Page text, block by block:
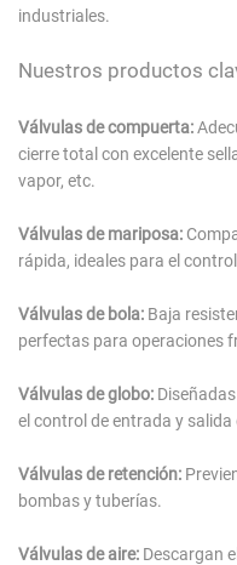
industriales.
Nuestros productos
Válvulas de compuerta:
cierre total con excelente
vapor, etc.
Válvulas de mariposa:
rápida, ideales para el
Válvulas de bola: Baja
perfectas para operaciones
Válvulas de globo:
el control de entrada y salida
Válvulas de retención:
bombas y tuberías.
Válvulas de aire: Descargan